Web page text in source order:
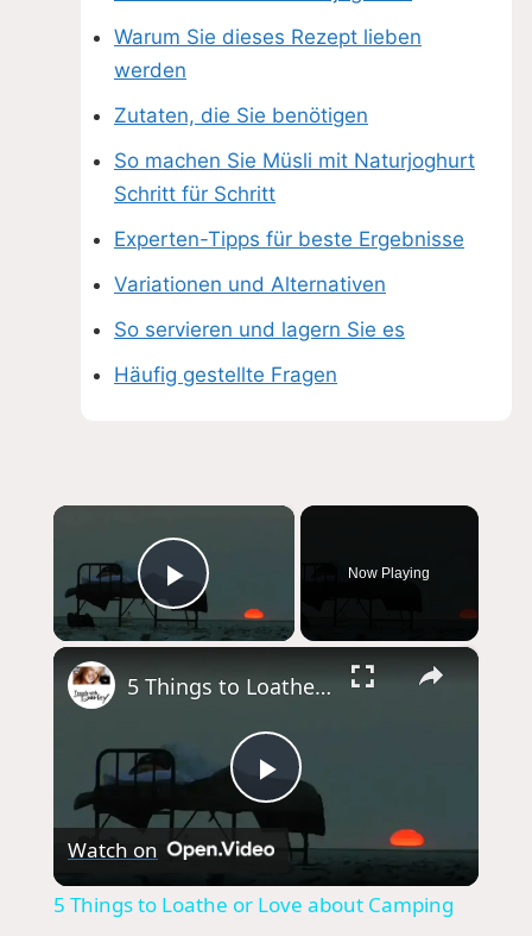
Warum Sie dieses Rezept lieben
werden
Zutaten, die Sie benötigen
So machen Sie Müsli mit Naturjoghurt
Schritt für Schritt
Experten-Tipps für beste Ergebnisse
Variationen und Alternativen
So servieren und lagern Sie es
Häufig gestellte Fragen
×
Play Video
Now Playing
×
P
5 Things to Loathe or Love about Camping
Watch on
5 Things to Loathe or Love about Camping